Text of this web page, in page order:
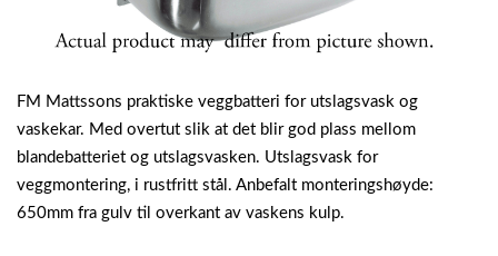
FM Mattssons praktiske veggbatteri for utslagsvask og
vaskekar. Med overtut slik at det blir god plass mellom
blandebatteriet og utslagsvasken. Utslagsvask for
veggmontering, i rustfritt stål. Anbefalt monteringshøyde:
650mm fra gulv til overkant av vaskens kulp.